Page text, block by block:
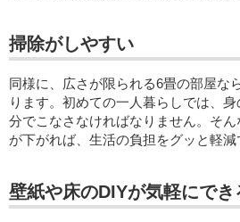
掃除がしやすい
同様に、広さが限られる6畳の部屋な
ります。初めての一人暮らしでは、
分でこなさなければなりません。そ
が下がれば、生活の負担をグッと軽減
壁紙や床のDIYが気軽にでき